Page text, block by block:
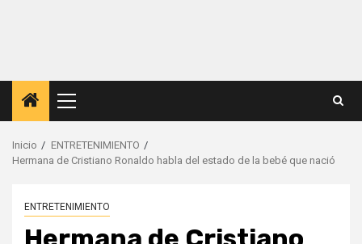
Menú
principal
Inicio
ENTRETENIMIENTO
Hermana de Cristiano Ronaldo habla del estado de la bebé que nació
ENTRETENIMIENTO